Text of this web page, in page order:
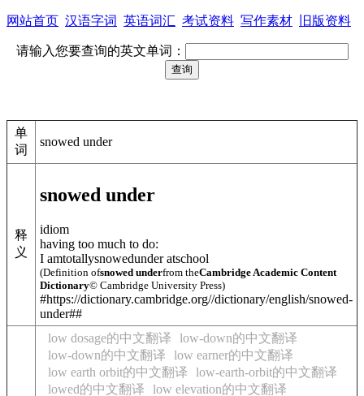
网站首页 汉语字词 英语词汇 考试资料 写作素材 旧版资料
请输入您要查询的英文单词：
单
词
snowed under
释
义
snowed under
idiom
having too much to do:
I amtotallysnowedunder atschool
(Definition ofsnowed underfrom theCambridge Academic Content
Dictionary© Cambridge University Press)
#https://dictionary.cambridge.org//dictionary/english/snowed-
under##
low dosage的中文翻译
low-down的中文翻译
low-down的中文翻译
low earner的中文翻译
low earth orbit的中文翻译
low-earth-orbit的中文翻译
lowed的中文翻译
low elevation的中文翻译